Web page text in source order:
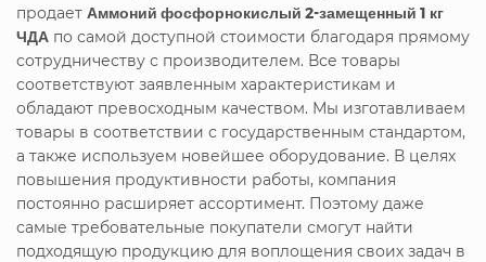
продает Аммоний фосфорнокислый 2-замещенный 1 кг
ЧДА по самой доступной стоимости благодаря прямому
сотрудничеству с производителем. Все товары
соответствуют заявленным характеристикам и
обладают превосходным качеством. Мы изготавливаем
товары в соответствии с государственным стандартом,
а также используем новейшее оборудование. В целях
повышения продуктивности работы, компания
постоянно расширяет ассортимент. Поэтому даже
самые требовательные покупатели смогут найти
подходящую продукцию для воплощения своих задач в